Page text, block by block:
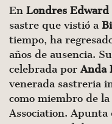
En Londres Edward
sastre que vistió a
tiempo, ha
años de ausencia.
celebrada por Anda
venerada sastreria
como miembro de
Association. Apunta